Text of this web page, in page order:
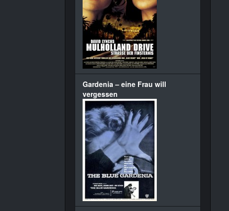
Gardenia – eine Frau will
vergessen